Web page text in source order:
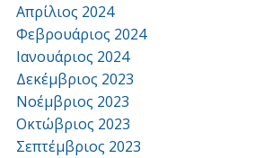
Απρίλιος 2024
Φεβρουάριος 2024
Ιανουάριος 2024
Δεκέμβριος 2023
Νοέμβριος 2023
Οκτώβριος 2023
Σεπτέμβριος 2023